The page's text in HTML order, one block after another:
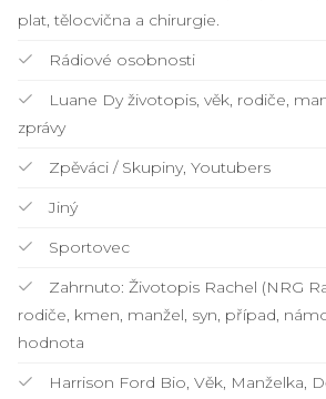
plat, tělocvična a chirurgie.
Rádiové osobnosti
Luane Dy životopis, věk, rodiče,
zprávy
Zpěváci / Skupiny, Youtubers
Jiný
Sportovec
Zahrnuto: Životopis Rachel (NRG
rodiče, kmen, manžel, syn, případ,
hodnota
Harrison Ford Bio, Věk, Manželka,